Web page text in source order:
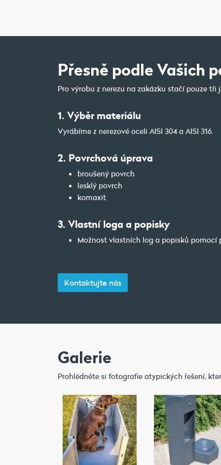
Přesně podle Vašich
Pro výrobu z nerezu na zakázku stačí pouze tři
1. Výběr materiálu
Vyrábíme z nerezové oceli AISI 304 a AISI 316.
2. Povrchová úprava
broušený povrch
lesklý povrch
komaxit
3. Vlastní loga a popisky
Možnost vlastních log a popisků pomocí
Kontaktujte nás
Galerie
Prohlédněte si fotografie atypických řešení,